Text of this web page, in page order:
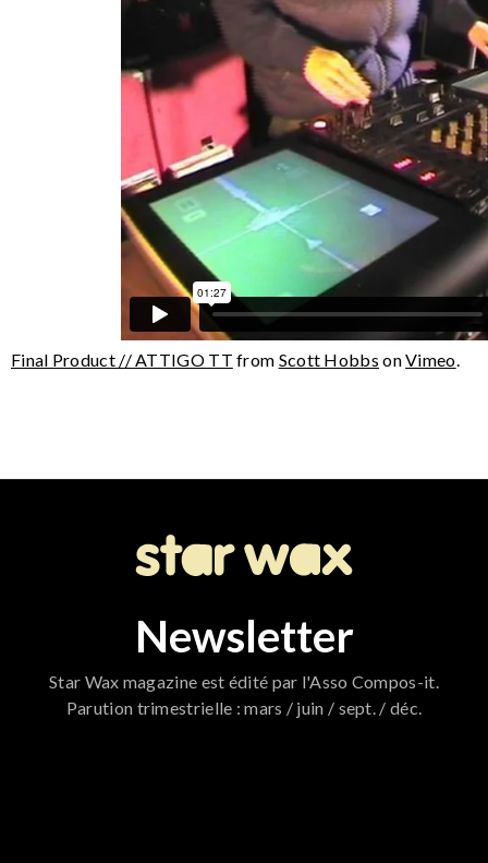
Final Product // ATTIGO TT from Scott Hobbs onVimeo.
Newsletter
Star Wax magazine est édité par l'Asso Compos-it.
Parution trimestrielle : mars / juin / sept. / déc.